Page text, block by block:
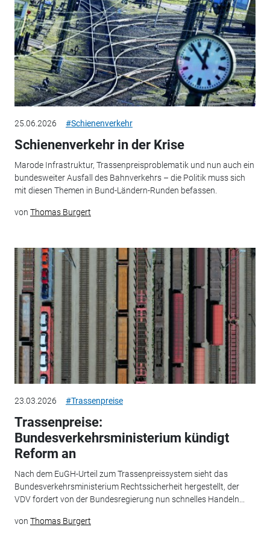
25.06.2026 #Schienenverkehr
Schienenverkehr in der Krise
Marode Infrastruktur, Trassenpreisproblematik und nun auch ein
bundesweiter Ausfall des Bahnverkehrs – die Politik muss sich
mit diesen Themen in Bund-Ländern-Runden befassen.
von Thomas Burgert
23.03.2026 #Trassenpreise
Trassenpreise:
Bundesverkehrsministerium kündigt
Reform an
Nach dem EuGH-Urteil zum Trassenpreissystem sieht das
Bundesverkehrsministerium Rechtssicherheit hergestellt, der
VDV fordert von der Bundesregierung nun schnelles Handeln...
von Thomas Burgert